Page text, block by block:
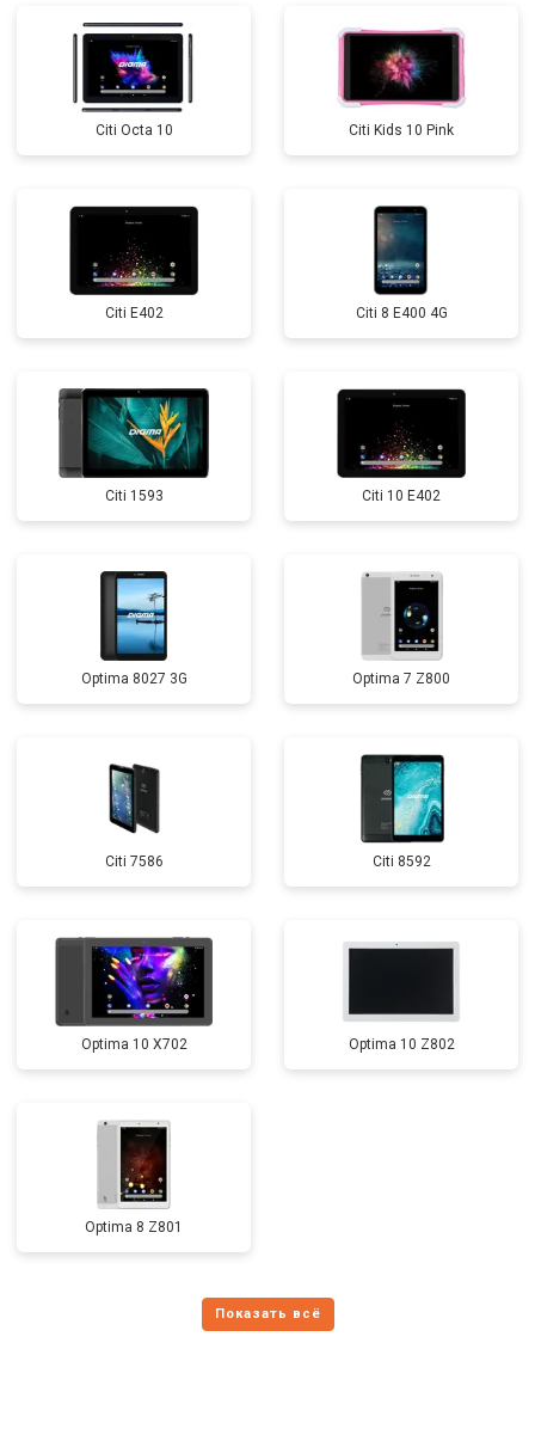
Citi Octa 10 Citi Kids 10 Pink
Citi E402 Citi 8 E400 4G
Citi 1593 Citi 10 E402
Optima 8027 3G Optima 7 Z800
Citi 7586 Citi 8592
Optima 10 X702 Optima 10 Z802
Optima 8 Z801